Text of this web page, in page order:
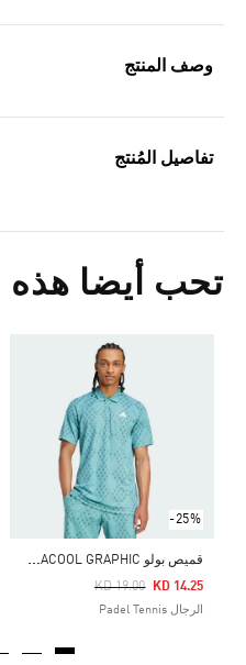
وصف المنتج
تفاصيل المُنتج
تحب أيضا هذه
-25%
ق
ميص بولو CLUB TENNIS CLIMACOOL GRAPHIC
Price Reduced From
KD 19.00
To KD 14.25
الرجال Padel Tennis